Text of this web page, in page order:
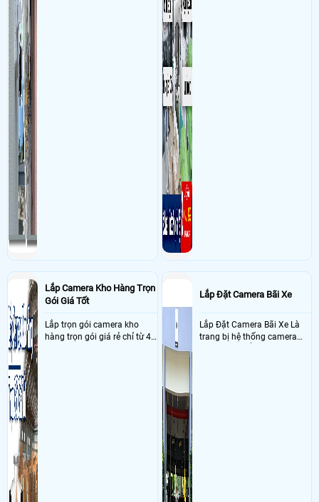
Lắp Camera Kho Hàng Trọn
Gói Giá Tốt
Lắp trọn gói camera kho
hàng trọn gói giá rẻ chỉ từ 4
Lắp Đặt Camera Bãi Xe
Lắp Đặt Camera Bãi Xe Là
trang bị hệ thống camera